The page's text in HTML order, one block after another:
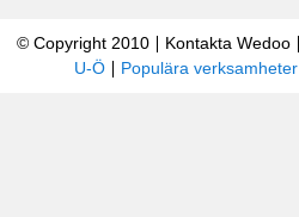
© Copyright 2010 Kontakta Wedoo
U-Ö
Populära verksamheter